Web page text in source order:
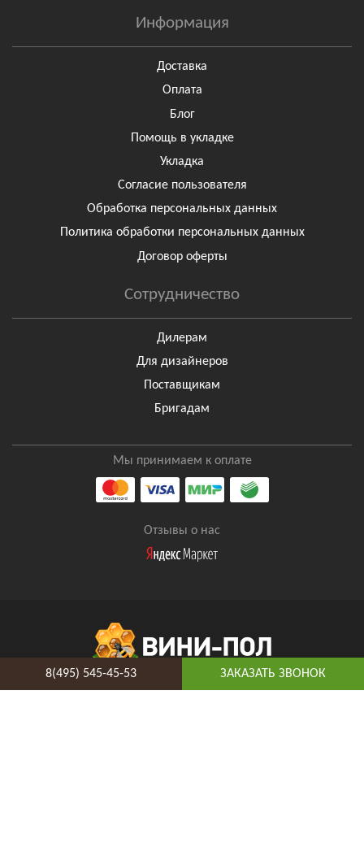
Информация
Доставка
Оплата
Блог
Помощь в укладке
Укладка
Согласие пользователя
Обработка персональных данных
Политика обработки персональных данных
Договор оферты
Сотрудничество
Дилерам
Для дизайнеров
Поставщикам
Бригадам
Мы принимаем к оплате
Отзывы о нас
8(495) 545-45-53 ЗАКАЗАТЬ ЗВОНОК